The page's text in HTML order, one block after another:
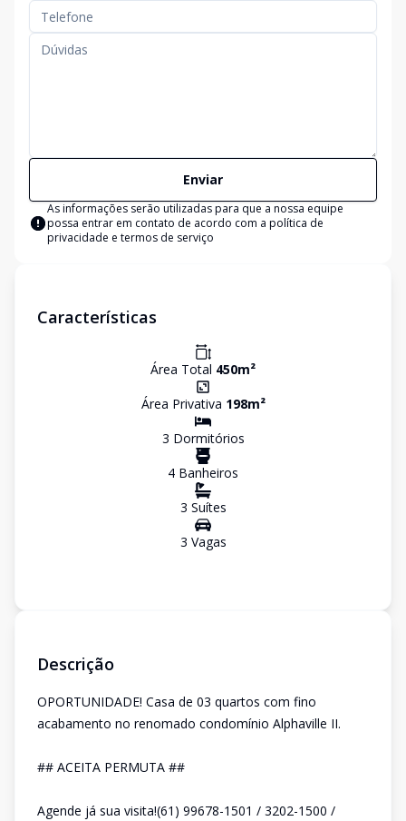
Enviar
As informações serão utilizadas para que a nossa equipe
possa entrar em contato de acordo com a política de
privacidade e termos de serviço
Características
Área Total 450m²
Área Privativa 198m²
3 Dormitórios
4 Banheiros
3 Suítes
3 Vagas
Descrição
OPORTUNIDADE! Casa de 03 quartos com fino
acabamento no renomado condomínio Alphaville II.
## ACEITA PERMUTA ##
Agende já sua visita!(61) 99678-1501 / 3202-1500 /